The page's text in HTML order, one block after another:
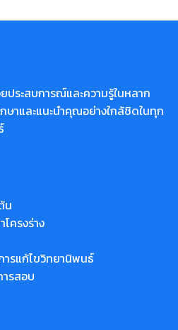
ระสบการณ์และความรู้ในหลาก
ษาและแนะนำคุณอย่างใกล้ชิดในทุก
น
ครงร่าง
รแก้ไขวิทยานิพนธ์
รสอบ